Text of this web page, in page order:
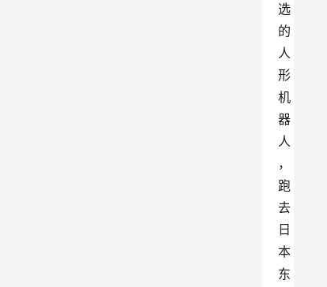
选
的
人
形
机
器
人
，
跑
去
日
本
东